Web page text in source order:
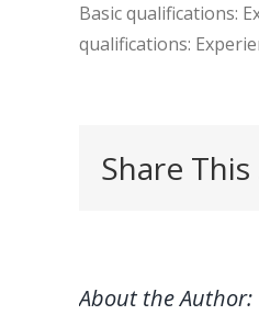
Basic qualifications:
qualifications:
Share
About the Author: